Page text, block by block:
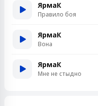
ЯрмаК
Правило боя
ЯрмаК
Вона
ЯрмаК
Мне не стыдно